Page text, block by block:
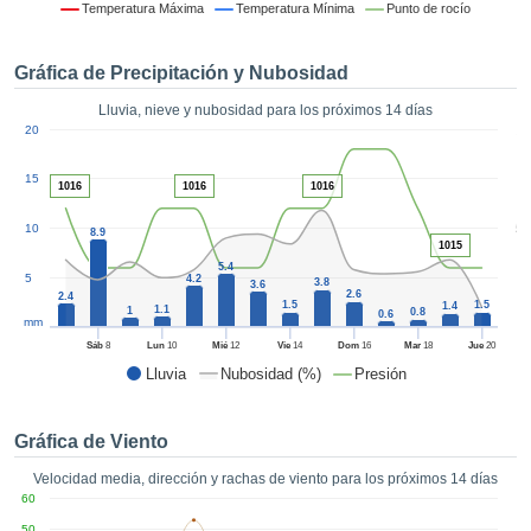
nuestra
el botón
de todas
así como
un perfil
para
CONTINUAR
CONFIGURACIÓN
Temperatura Máxima Temperatura Mínima Punto de rocío
Gráfica de Precipitación y Nubosidad
Lluvia, nieve y nubosidad para los próximos 14 días
Lluvia Nubosidad (%) Presión
50
Sáb8 Lun 10 Mié 12 Vie 14 Dom16 Mar18 Jue 20
5
10
15
20
mm
2.4
8.9
1 1.1
4.2
5.4
3.6
1.5
3.8
2.6
0.6
0.8 1.4 1.5
1016 1016 1016
1015
Gráfica de Viento
Velocidad media, dirección y rachas de viento para los próximos 14 días
60